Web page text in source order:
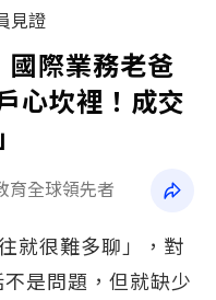
見證
國際業務老爸
心坎裡！成交
育全球領先者
就很難多聊」，對
是問題，但就缺少